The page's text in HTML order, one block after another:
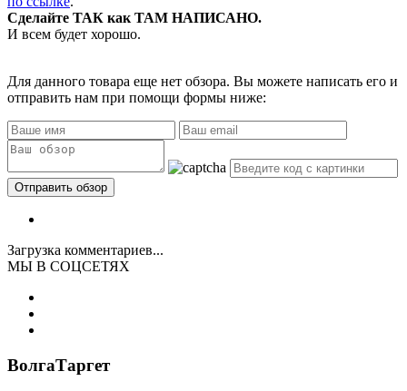
Сделайте ТАК как ТАМ НАПИСАНО.
И всем будет хорошо.
Для данного товара еще нет обзора. Вы можете написать его и
отправить нам при помощи формы ниже:
Загрузка комментариев...
МЫ В СОЦСЕТЯХ
ВолгаТаргет